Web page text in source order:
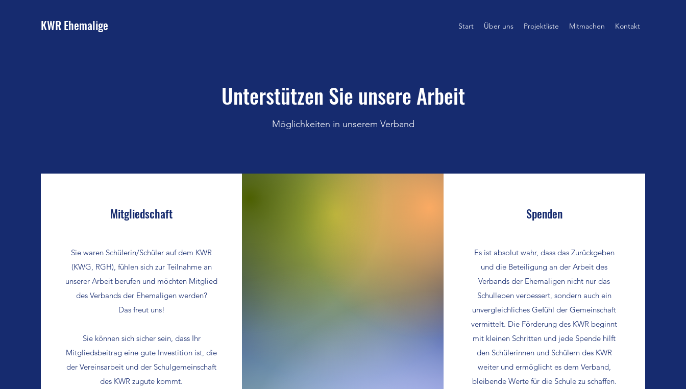
KWR Ehemalige Start Über uns Projektliste Mitmachen Kontakt
Unterstützen Sie unsere Arbeit
Möglichkeiten in unserem Verband
Mitgliedschaft
Sie waren Schülerin/Schüler auf dem KWR
(KWG, RGH), fühlen sich zur Teilnahme an
unserer Arbeit berufen und möchten Mitglied
des Verbands der Ehemaligen werden?
Das freut uns!
Sie können sich sicher sein, dass Ihr
Mitgliedsbeitrag eine gute Investition ist, die
der Vereinsarbeit und der Schulgemeinschaft
des KWR zugute kommt.
Spenden
Es ist absolut wahr, dass das Zurückgeben
und die Beteiligung an der Arbeit des
Verbands der Ehemaligen nicht nur das
Schulleben verbessert, sondern auch ein
unvergleichliches Gefühl der Gemeinschaft
vermittelt. Die Förderung des KWR beginnt
mit kleinen Schritten und jede Spende hilft
den Schülerinnen und Schülern des KWR
weiter und ermöglicht es dem Verband,
bleibende Werte für die Schule zu schaffen.